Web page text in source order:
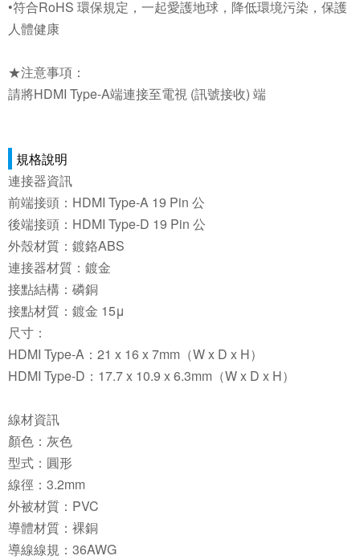
•符合RoHS 環保規定，一起愛護地球，降低環境污染，保護
人體健康
★注意事項：
請將HDMI Type-A端連接至電視 (訊號接收) 端
規格說明
連接器資訊
前端接頭：HDMI Type-A 19 Pin 公
後端接頭：HDMI Type-D 19 Pin 公
外殼材質：鍍鉻ABS
連接器材質：鍍金
接點結構：磷銅
接點材質：鍍金 15μ
尺寸：
HDMI Type-A：21 x 16 x 7mm（W x D x H）
HDMI Type-D：17.7 x 10.9 x 6.3mm（W x D x H）
線材資訊
顏色：灰色
型式：圓形
線徑：3.2mm
外被材質：PVC
導體材質：裸銅
導線線規：36AWG